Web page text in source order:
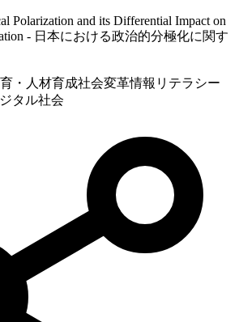
Polarization and its Differential Impact on
- 日本における政治的分極化に関す
・人材育成社会変革情報リテラシー
タル社会